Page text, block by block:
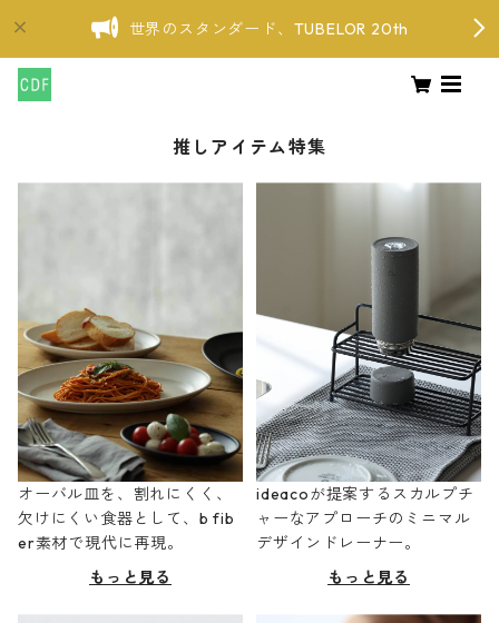
世界のスタンダード、TUBELOR 20th
推しアイテム特集
オーバル皿を、割れにくく、
欠けにくい食器として、b fib
er素材で現代に再現。
もっと見る
ideacoが提案するスカルプチ
ャーなアプローチのミニマル
デザインドレーナー。
もっと見る